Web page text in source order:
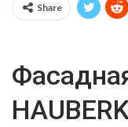
Share